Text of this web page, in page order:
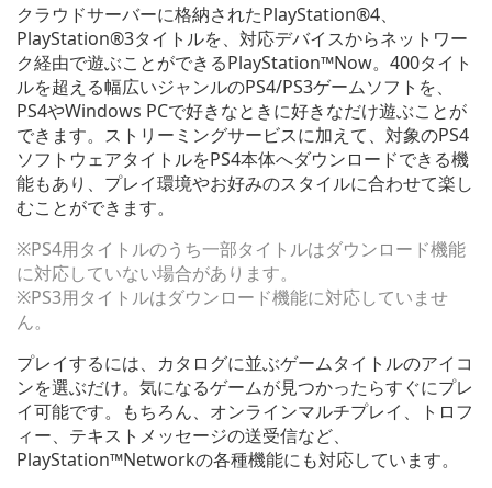
クラウドサーバーに格納されたPlayStation®4、
PlayStation®3タイトルを、対応デバイスからネットワー
ク経由で遊ぶことができるPlayStation™Now。400タイト
ルを超える幅広いジャンルのPS4/PS3ゲームソフトを、
PS4やWindows PCで好きなときに好きなだけ遊ぶことが
できます。ストリーミングサービスに加えて、対象のPS4
ソフトウェアタイトルをPS4本体へダウンロードできる機
能もあり、プレイ環境やお好みのスタイルに合わせて楽し
むことができます。
※PS4用タイトルのうち一部タイトルはダウンロード機能
に対応していない場合があります。
※PS3用タイトルはダウンロード機能に対応していませ
ん。
プレイするには、カタログに並ぶゲームタイトルのアイコ
ンを選ぶだけ。気になるゲームが見つかったらすぐにプレ
イ可能です。もちろん、オンラインマルチプレイ、トロフ
ィー、テキストメッセージの送受信など、
PlayStation™Networkの各種機能にも対応しています。